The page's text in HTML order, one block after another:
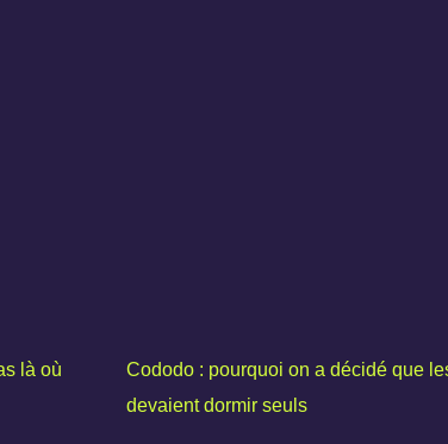
là où
Cododo : pourquoi on a décidé que
devaient dormir seuls